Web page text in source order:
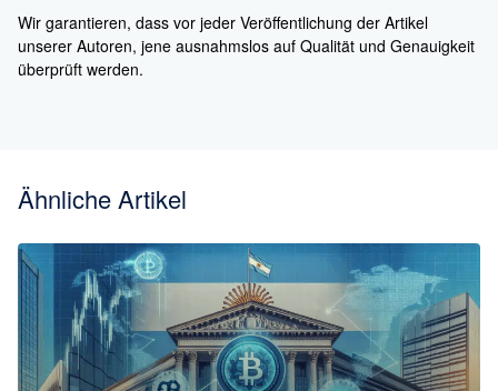
Wir garantieren, dass vor jeder Veröffentlichung der Artikel
unserer Autoren, jene ausnahmslos auf Qualität und Genauigkeit
überprüft werden.
Ähnliche Artikel